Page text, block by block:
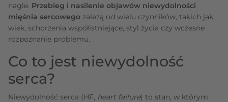
nagle. Przebieg i nasilenie objawów niewydolności
mięśnia sercowego zależą od wielu czynników, takich jak:
wiek, schorzenia współistniejące, styl życia czy wczesne
rozpoznanie problemu.
Co to jest niewydolność
serca?
Niewydolność serca (HF, heart failure) to stan, w którym